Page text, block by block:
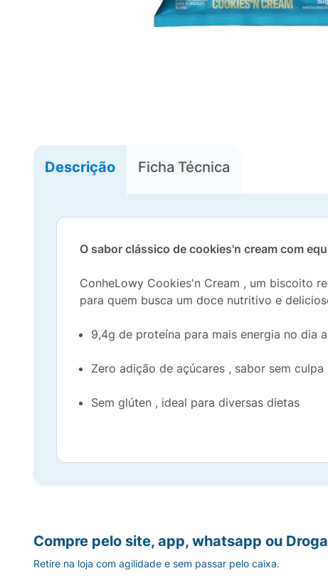
Descrição Ficha Técnica
O sabor clássico de cookies'n cream com
ConheLowy Cookies'n Cream , um biscoito
para quem busca um doce nutritivo e
9,4g de proteína para mais energia no dia
Zero adição de açúcares , sabor sem culpa
Sem glúten , ideal para diversas dietas
Compre pelo site, app, whatsapp ou
Retire na loja com agilidade e sem passar pelo caixa.